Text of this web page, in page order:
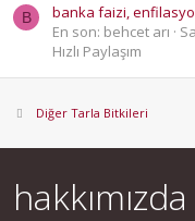
B
banka faizi,
En son: behcet arı
Hızlı Paylaşım
Diğer Tarla Bitkileri
hakkımızda